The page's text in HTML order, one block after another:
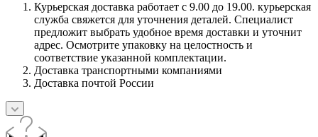
Курьерская доставка работает с 9.00 до 19.00. курьерская
служба свяжется для уточнения деталей. Специалист
предложит выбрать удобное время доставки и уточнит
адрес. Осмотрите упаковку на целостность и
соответствие указанной комплектации.
Доставка транспортными компаниями
Доставка почтой России